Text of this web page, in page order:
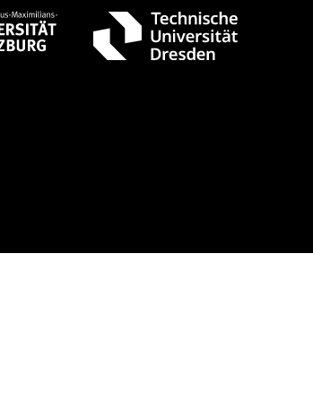
CTD.QMAT26 +++ Jetzt